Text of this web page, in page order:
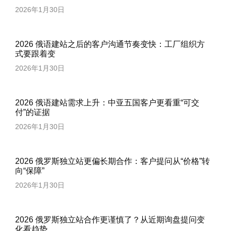
2026年1月30日
2026 俄语建站之后的客户沟通节奏变快：工厂组织方
式要跟着变
2026年1月30日
2026 俄语建站需求上升：中亚五国客户更看重“可交
付”的证据
2026年1月30日
2026 俄罗斯独立站更偏长期合作：客户提问从“价格”转
向“保障”
2026年1月30日
2026 俄罗斯独立站合作更谨慎了？从近期询盘提问变
化看趋势